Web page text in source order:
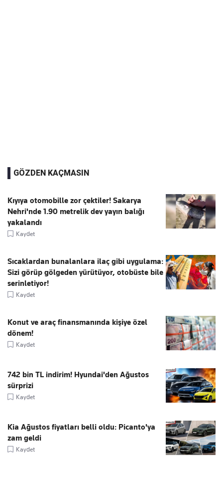
GÖZDEN KAÇMASIN
Kıyıya otomobille zor çektiler! Sakarya
Nehri'nde 1.90 metrelik dev yayın balığı
yakalandı
Kaydet
Sıcaklardan bunalanlara ilaç gibi uygulama:
Sizi görüp gölgeden yürütüyor, otobüste bile
serinletiyor!
Kaydet
Konut ve araç finansmanında kişiye özel
dönem!
Kaydet
742 bin TL indirim! Hyundai'den Ağustos
sürprizi
Kaydet
Kia Ağustos fiyatları belli oldu: Picanto'ya
zam geldi
Kaydet